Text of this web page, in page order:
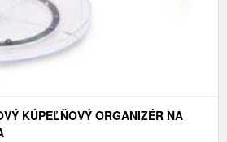
KÚPEĽŇOVÝ ORGANIZÉR NA